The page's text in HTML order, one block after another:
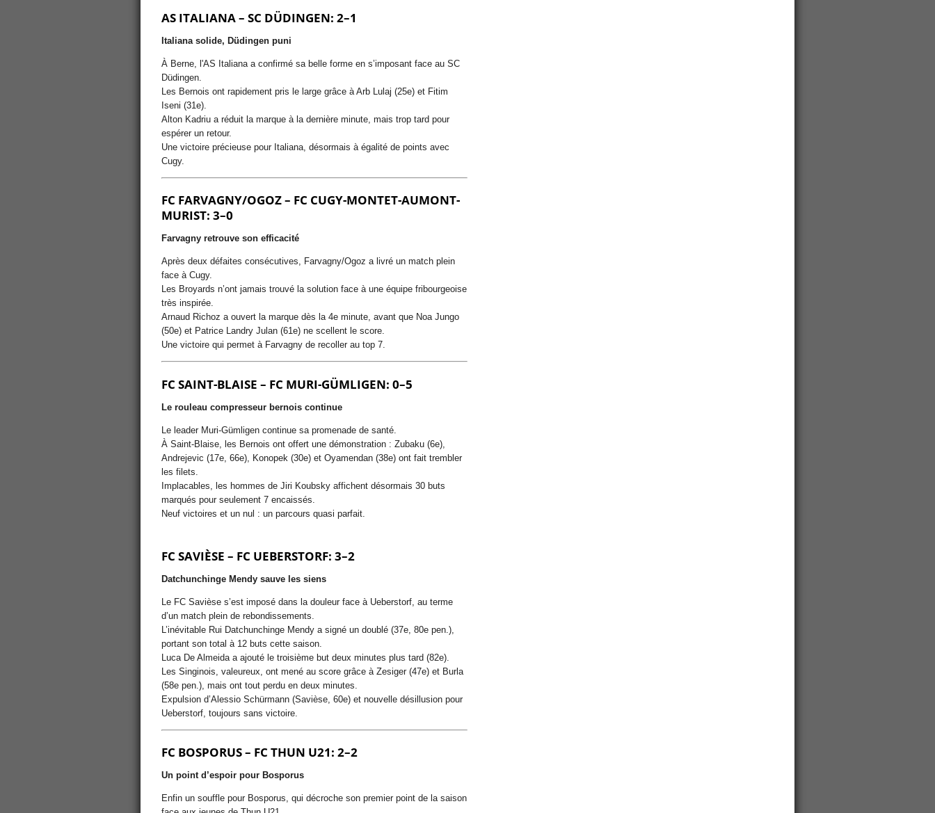
AS ITALIANA – SC DÜDINGEN: 2–1
Italiana solide, Düdingen puni
À Berne, l'AS Italiana a confirmé sa belle forme en s’imposant face au SC
Düdingen.
Les Bernois ont rapidement pris le large grâce à Arb Lulaj (25e) et Fitim
Iseni (31e).
Alton Kadriu a réduit la marque à la dernière minute, mais trop tard pour
espérer un retour.
Une victoire précieuse pour Italiana, désormais à égalité de points avec
Cugy.
FC FARVAGNY/OGOZ – FC CUGY-MONTET-AUMONT-
MURIST: 3–0
Farvagny retrouve son efficacité
Après deux défaites consécutives, Farvagny/Ogoz a livré un match plein
face à Cugy.
Les Broyards n’ont jamais trouvé la solution face à une équipe fribourgeoise
très inspirée.
Arnaud Richoz a ouvert la marque dès la 4e minute, avant que Noa Jungo
(50e) et Patrice Landry Julan (61e) ne scellent le score.
Une victoire qui permet à Farvagny de recoller au top 7.
FC SAINT-BLAISE – FC MURI-GÜMLIGEN: 0–5
Le rouleau compresseur bernois continue
Le leader Muri-Gümligen continue sa promenade de santé.
À Saint-Blaise, les Bernois ont offert une démonstration : Zubaku (6e),
Andrejevic (17e, 66e), Konopek (30e) et Oyamendan (38e) ont fait trembler
les filets.
Implacables, les hommes de Jiri Koubsky affichent désormais 30 buts
marqués pour seulement 7 encaissés.
Neuf victoires et un nul : un parcours quasi parfait.
FC SAVIÈSE – FC UEBERSTORF: 3–2
Datchunchinge Mendy sauve les siens
Le FC Savièse s’est imposé dans la douleur face à Ueberstorf, au terme
d’un match plein de rebondissements.
L’inévitable Rui Datchunchinge Mendy a signé un doublé (37e, 80e pen.),
portant son total à 12 buts cette saison.
Luca De Almeida a ajouté le troisième but deux minutes plus tard (82e).
Les Singinois, valeureux, ont mené au score grâce à Zesiger (47e) et Burla
(58e pen.), mais ont tout perdu en deux minutes.
Expulsion d’Alessio Schürmann (Savièse, 60e) et nouvelle désillusion pour
Ueberstorf, toujours sans victoire.
FC BOSPORUS – FC THUN U21: 2–2
Un point d’espoir pour Bosporus
Enfin un souffle pour Bosporus, qui décroche son premier point de la saison